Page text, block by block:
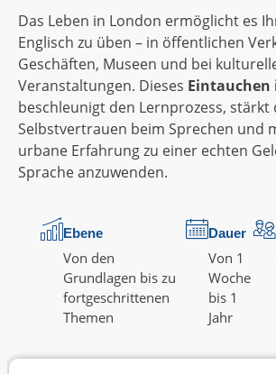
Das Leben in London ermöglicht es
Englisch zu üben – in öffentlichen
Geschäften, Museen und bei
Veranstaltungen. Dieses Eintauchen
beschleunigt den Lernprozess, stärkt
Selbstvertrauen beim Sprechen und
urbane Erfahrung zu einer echten
Sprache anzuwenden.
Ebene
Von den
Grundlagen bis zu
fortgeschrittenen
Themen
Dauer
Von 1
Woche
bis 1
Jahr